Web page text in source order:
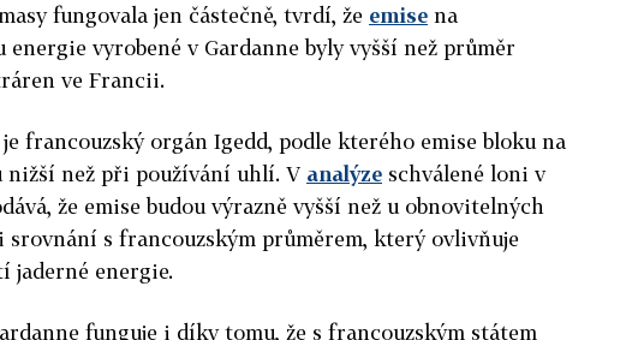
fungovala jen částečně, tvrdí, že emise na
vyrobené v Gardanne byly vyšší než průměr
ve Francii.
francouzský orgán Igedd, podle kterého emise bloku na
nižší než při používání uhlí. V analýze schválené loni v
že emise budou výrazně vyšší než u obnovitelných
srovnání s francouzským průměrem, který ovlivňuje
jaderné energie.
funguje i díky tomu, že s francouzským státem